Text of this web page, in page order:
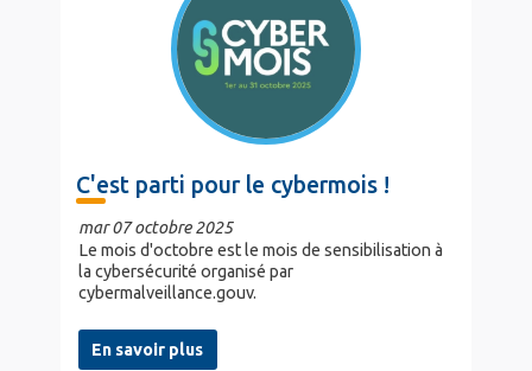
C'est parti pour le cybermois !
mar 07 octobre 2025
Le mois d'octobre est le mois de sensibilisation à
la cybersécurité organisé par
cybermalveillance.gouv.
En savoir plus